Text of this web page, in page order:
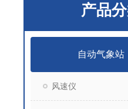
产品
自动气象站
风速仪